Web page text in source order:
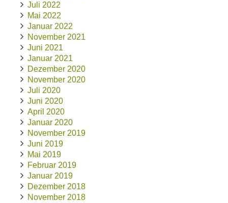
Juli 2022
Mai 2022
Januar 2022
November 2021
Juni 2021
Januar 2021
Dezember 2020
November 2020
Juli 2020
Juni 2020
April 2020
Januar 2020
November 2019
Juni 2019
Mai 2019
Februar 2019
Januar 2019
Dezember 2018
November 2018